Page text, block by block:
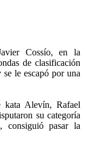
Cossío, en la
de clasificación
le escapó por una
kata Alevín, Rafael
su categoría
consiguió pasar la